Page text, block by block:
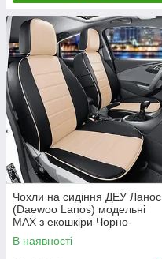
Чохли на сидіння ДЕУ Ланос
(Daewoo Lanos) модельні
MAX з екошкіри Чорно-
бежевий
В наявності